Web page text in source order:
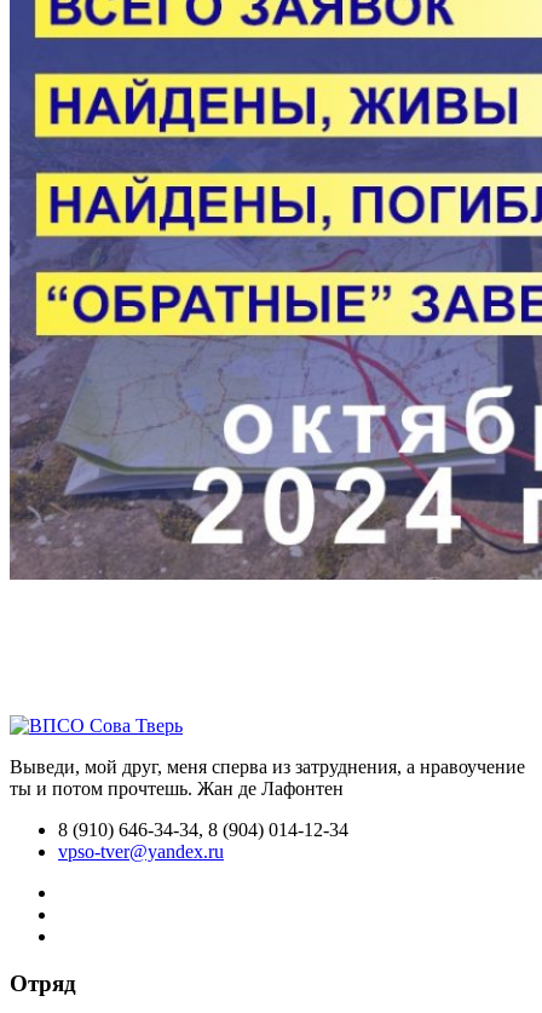
Выведи, мой друг, меня сперва из затруднения, а нравоучение
ты и потом прочтешь. Жан де Лафонтен
8 (910) 646-34-34, 8 (904) 014-12-34
vpso-tver@yandex.ru
Отряд